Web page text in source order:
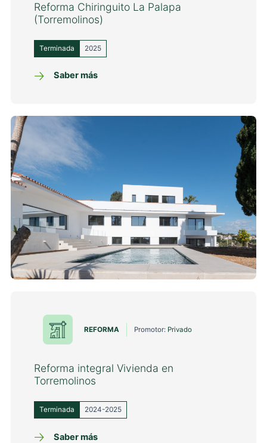
Reforma Chiringuito La Palapa
(Torremolinos)
Terminada 2025
Saber más
REFORMA Promotor: Privado
Reforma integral Vivienda en
Torremolinos
Terminada 2024-2025
Saber más